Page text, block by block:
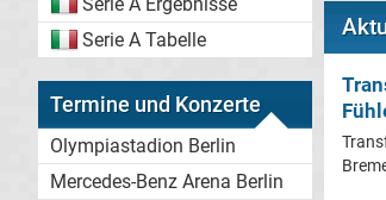
Serie A Tabelle
Termine und Konzerte
Olympiastadion Berlin
Mercedes-Benz Arena Berlin